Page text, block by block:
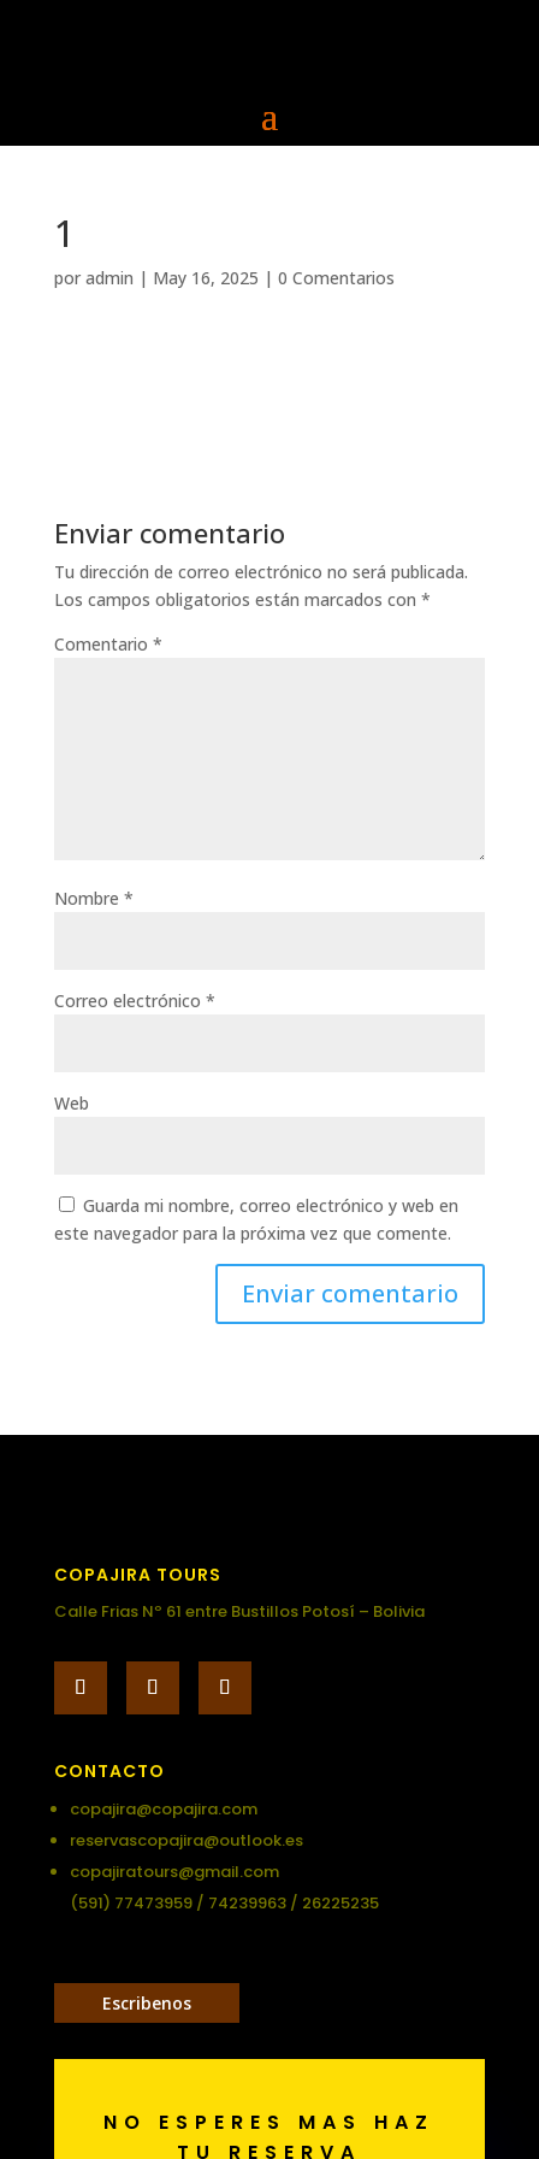
1
por admin | May 16, 2025 | 0 Comentarios
Enviar comentario
Tu dirección de correo electrónico no será publicada.
Los campos obligatorios están marcados con *
Comentario *
Nombre *
Correo electrónico *
Web
Guarda mi nombre, correo electrónico y web en
este navegador para la próxima vez que comente.
COPAJIRA TOURS
Calle Frias Nº 61 entre Bustillos Potosí – Bolivia
CONTACTO
copajira@copajira.com
reservascopajira@outlook.es
copajiratours@gmail.com
(591) 77473959 / 74239963 / 26225235
Escribenos
NO ESPERES MAS HAZ
TU RESERVA